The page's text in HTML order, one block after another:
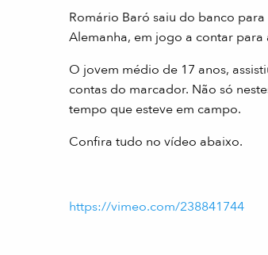
Romário Baró saiu do banco
Alemanha, em jogo a contar para
O jovem médio de 17 anos,
contas do marcador. Não só
tempo que esteve em campo.
Confira tudo no vídeo abaixo.
https://vimeo.com/238841744